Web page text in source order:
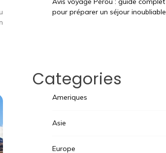
pour préparer un séjour inoubliable
Categories
Ameriques
Asie
Europe